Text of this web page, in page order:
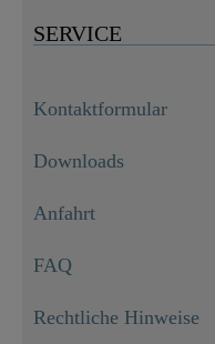
SERVICE
Kontaktformular
Downloads
Anfahrt
FAQ
Rechtliche Hinweise